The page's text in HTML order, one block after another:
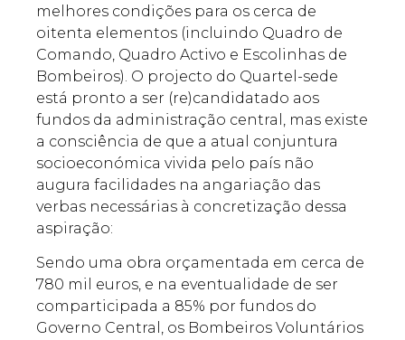
melhores condições para os cerca de
oitenta elementos (incluindo Quadro de
Comando, Quadro Activo e Escolinhas de
Bombeiros). O projecto do Quartel-sede
está pronto a ser (re)candidatado aos
fundos da administração central, mas existe
a consciência de que a atual conjuntura
socioeconómica vivida pelo país não
augura facilidades na angariação das
verbas necessárias à concretização dessa
aspiração:
Sendo uma obra orçamentada em cerca de
780 mil euros, e na eventualidade de ser
comparticipada a 85% por fundos do
Governo Central, os Bombeiros Voluntários